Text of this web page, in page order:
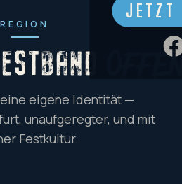
JETZT
REGION
eigene Identität —
unaufgeregter, und mit
Festkultur.